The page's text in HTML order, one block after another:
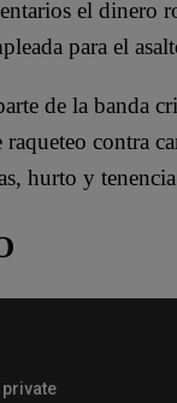
el dinero
para el
de la banda
contra
hurto y